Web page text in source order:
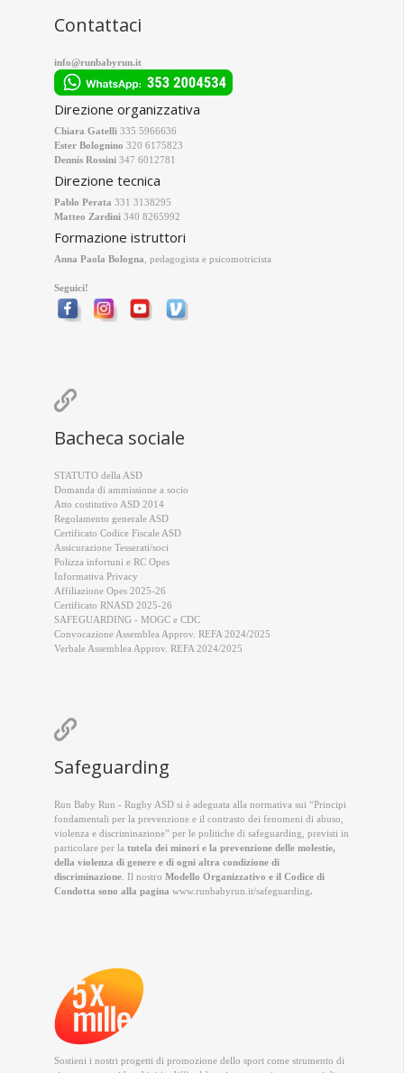
Contattaci
info@runbabyrun.it
Direzione organizzativa
Chiara Gatelli 335 5966636
Ester Bolognino 320 6175823
Dennis Rossini 347 6012781
Direzione tecnica
Pablo Perata 331 3138295
Matteo Zardini 340 8265992
Formazione istruttori
Anna Paola Bologna , pedagogista e psicomotricista
Seguici!

Bacheca sociale
STATUTO della ASD
Domanda di ammissione a socio
Atto costitutivo ASD 2014
Regolamento generale ASD
Certificato Codice Fiscale ASD
Assicurazione Tesserati/soci
Polizza infortuni e RC Opes
Informativa Privacy
Affiliazione Opes 2025-26
Certificato RNASD 2025-26
SAFEGUARDING - MOGC e CDC
Convocazione Assemblea Approv. REFA 2024/2025
Verbale Assemblea Approv. REFA 2024/2025

Safeguarding
Run Baby Run - Rugby ASD si è adeguata alla normativa sui “Principi
fondamentali per la prevenzione e il contrasto dei fenomeni di abuso,
violenza e discriminazione” per le politiche di safeguarding, previsti in
particolare per la tutela dei minori e la prevenzione delle molestie,
della violenza di genere e di ogni altra condizione di
discriminazione . Il nostro Modello Organizzativo e il Codice di
Condotta sono alla pagina www.runbabyrun.it/safeguarding.
Sostieni i nostri progetti di promozione dello sport come strumento di